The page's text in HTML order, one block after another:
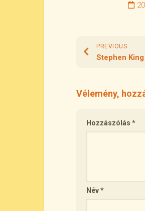
PREVIOUS
Stephen
Vélemény,
Hozzászólás *
Név*